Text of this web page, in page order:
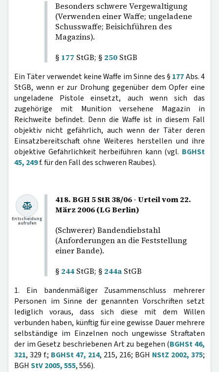
Besonders schwere Vergewaltigung
(Verwenden einer Waffe; ungeladene
Schusswaffe; Beisichführen des
Magazins).
§ 177 StGB; § 250 StGB
Ein Täter verwendet keine Waffe im Sinne des § 177Abs. 4
StGB, wenn er zur Drohung gegenüber dem Opfer eine
ungeladene Pistole einsetzt, auch wenn sich das
zugehörige mit Munition versehene Magazin in
Reichweite befindet. Denn die Waffe ist in diesem Fall
objektiv nicht gefährlich, auch wenn der Täter deren
Einsatzbereitschaft ohne Weiteres herstellen und ihre
objektive Gefährlichkeit herbeiführen kann (vgl. BGHSt
45, 249f. für den Fall des schweren Raubes).
418. BGH 5 StR 38/06 - Urteil vom 22.
März 2006 (LG Berlin)
(Schwerer) Bandendiebstahl
(Anforderungen an die Feststellung
einer Bande).
§ 244 StGB; § 244a StGB
Entscheidung
aufrufen
1. Ein bandenmäßiger Zusammenschluss mehrerer
Personen im Sinne der genannten Vorschriften setzt
lediglich voraus, dass sich diese mit dem Willen
verbunden haben, künftig für eine gewisse Dauer mehrere
selbständige im Einzelnen noch ungewisse Straftaten
der im Gesetz beschriebenen Art zu begehen (BGHSt 46,
321, 329 f.; BGHSt 47, 214, 215, 216; BGH NStZ 2002, 375;
BGH StV 2005, 555, 556).